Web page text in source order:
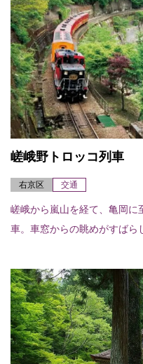
嵯峨野トロッコ列車
右京区 交通
嵯峨から嵐山を経て、亀岡に
車。車窓からの眺めがすばら